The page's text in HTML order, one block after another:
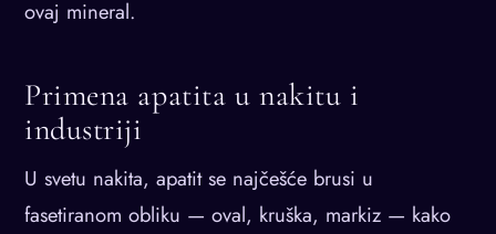
ovaj mineral.
Primena apatita u nakitu i
industriji
U svetu nakita, apatit se najčešće brusi u
fasetiranom obliku — oval, kruška, markiz — kako